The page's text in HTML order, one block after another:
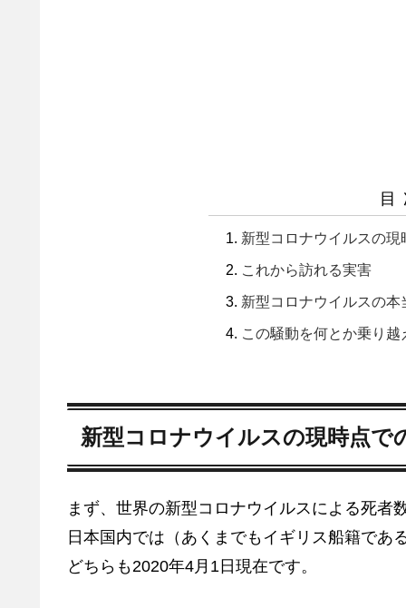
新型コロナウイルスの現
これから訪れる実害
新型コロナウイルスの本
この騒動を何とか乗り
新型コロナウイルスの現時点で
まず、世界の新型コロナウイルスによる死者
日本国内では（あくまでもイギリス船籍であ
どちらも2020年4月1日現在です。